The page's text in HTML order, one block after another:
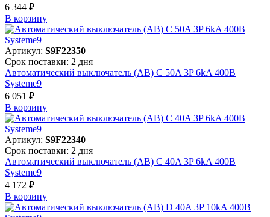
6 344 ₽
В корзинy
Артикул: S9F22350
Срок поставки: 2 дня
Автоматический выключатель (АВ) C 50A 3P 6kA 400В
Systeme9
6 051 ₽
В корзинy
Артикул: S9F22340
Срок поставки: 2 дня
Автоматический выключатель (АВ) C 40A 3P 6kA 400В
Systeme9
4 172 ₽
В корзинy